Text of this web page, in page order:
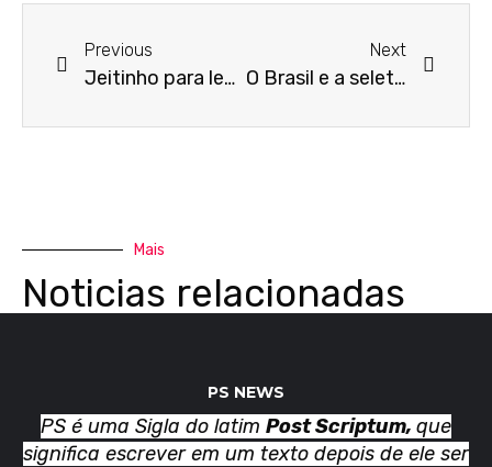
Previous
Jeitinho para levar vantagem
Next
O Brasil e a seletividade
Mais
Noticias relacionadas
PS NEWS
PS é uma Sigla do latim Post Scriptum, que
significa escrever em um texto depois de ele ser